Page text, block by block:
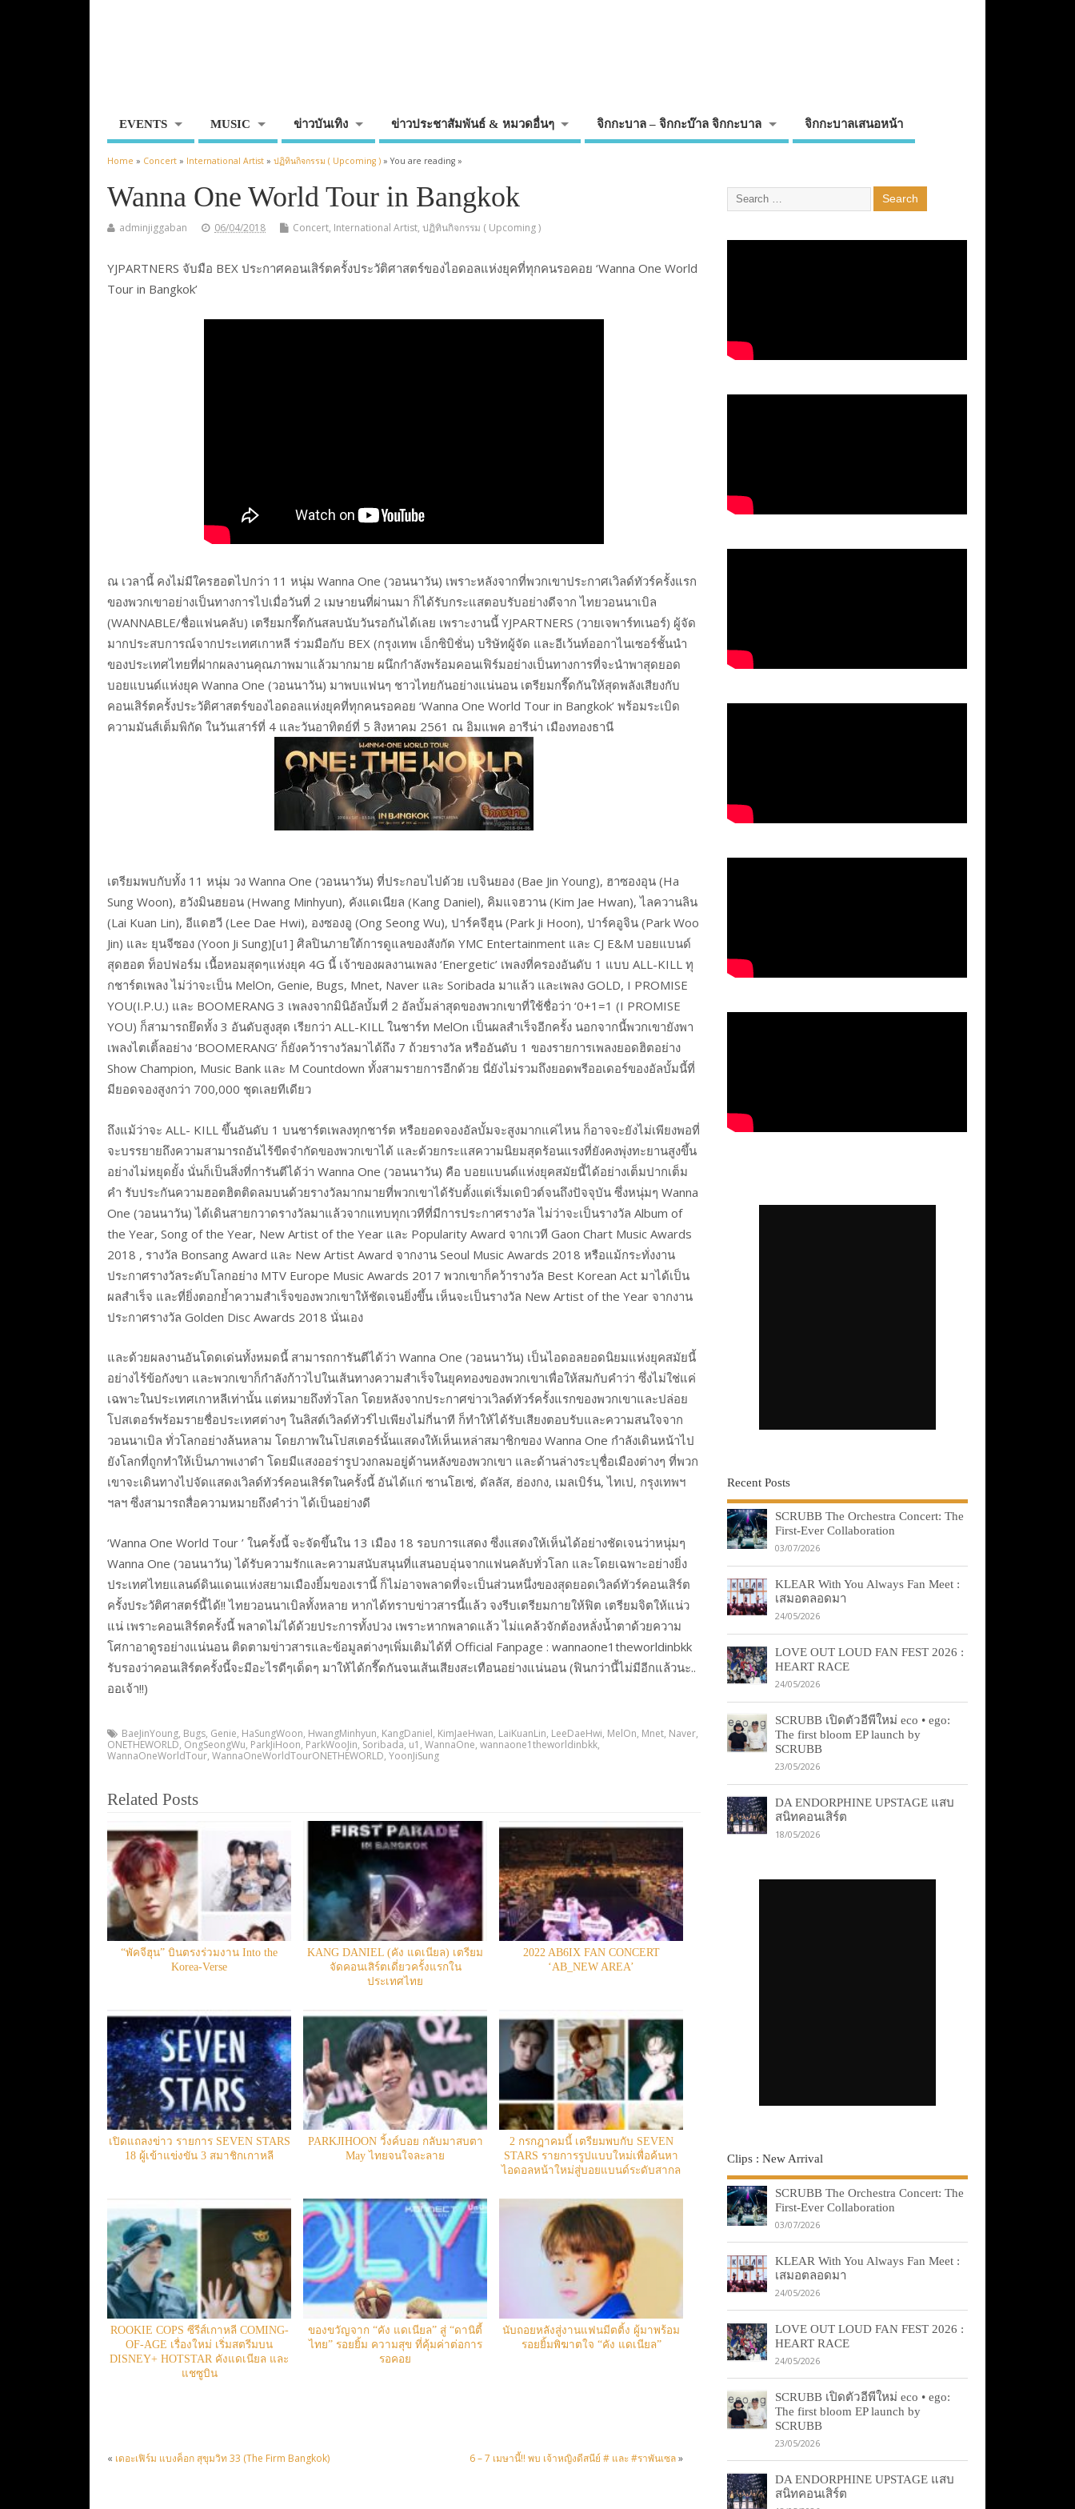
EVENTS MUSIC ข่าวบันเทิง ข่าวประชาสัมพันธ์ & หมวดอื่นๆ จิกกะบาล – จิกกะบ๊าล จิกกะบาล จิกกะบาลเสนอหน้า
Home » Concert » International Artist »ปฏิทินกิจกรรม ( Upcoming ) » You are reading »
Wanna One World Tour in Bangkok
adminjiggaban 06/04/2018 Concert, International Artist,ปฏิทินกิจกรรม ( Upcoming )
YJPARTNERS จับมือ BEX ประกาศคอนเสิร์ตครั้งประวัติศาสตร์ของไอดอลแห่งยุคที่ทุกคนรอคอย ‘Wanna One World
Tourin Bangkok’
ณ เวลานี้ คงไม่มีใครฮอตไปกว่า 11 หนุ่ม Wanna One (วอนนาวัน) เพราะหลังจากที่พวกเขาประกาศเวิลด์ทัวร์ครั้งแรก
ของพวกเขาอย่างเป็นทางการไปเมื่อวันที่ 2 เมษายนที่ผ่านมา ก็ได้รับกระแสตอบรับอย่างดีจาก ไทยวอนนาเบิล
(WANNABLE/ชื่อแฟนคลับ) เตรียมกรี๊ดกันสลบนับวันรอกันได้เลย เพราะงานนี้ YJPARTNERS (วายเจพาร์ทเนอร์) ผู้จัด
มากประสบการณ์จากประเทศเกาหลี ร่วมมือกับ BEX (กรุงเทพ เอ็กซิบิชั่น) บริษัทผู้จัด และอีเว้นท์ออกาไนเซอร์ชั้นนำ
ของประเทศไทยที่ฝากผลงานคุณภาพมาแล้วมากมาย ผนึกกำลังพร้อมคอนเฟิร์มอย่างเป็นทางการที่จะนำพาสุดยอด
บอยแบนด์แห่งยุค Wanna One (วอนนาวัน) มาพบแฟนๆ ชาวไทยกันอย่างแน่นอน เตรียมกรี๊ดกันให้สุดพลังเสียงกับ
คอนเสิร์ตครั้งประวัติศาสตร์ของไอดอลแห่งยุคที่ทุกคนรอคอย ‘Wanna One World Tourin Bangkok’ พร้อมระเบิด
ความมันส์เต็มพิกัด ในวันเสาร์ที่ 4 และวันอาทิตย์ที่ 5 สิงหาคม 2561 ณ อิมแพค อารีน่า เมืองทองธานี
เตรียมพบกับทั้ง 11 หนุ่ม วง Wanna One (วอนนาวัน) ที่ประกอบไปด้วย เบจินยอง (Bae Jin Young), ฮาซองอุน (Ha
Sung Woon), ฮวังมินฮยอน (Hwang Minhyun), คังแดเนียล (Kang Daniel), คิมแจฮวาน (Kim Jae Hwan), ไลควานลิน
(Lai Kuan Lin), อีแดฮวี (Lee Dae Hwi), องซองอู (Ong Seong Wu), ปาร์คจีฮุน (Park Ji Hoon), ปาร์คอูจิน (Park Woo
Jin) และ ยุนจีซอง (Yoon Ji Sung)[u1] ศิลปินภายใต้การดูแลของสังกัด YMC Entertainment และ CJ E&M บอยแบนด์
สุดฮอต ท็อปฟอร์ม เนื้อหอมสุดๆแห่งยุค 4G นี้ เจ้าของผลงานเพลง ‘Energetic’ เพลงที่ครองอันดับ 1 แบบ ALL-KILL ทุ
กชาร์ตเพลง ไม่ว่าจะเป็น MelOn, Genie, Bugs, Mnet, Naver และ Soribada มาแล้ว และเพลง GOLD, I PROMISE
YOU(I.P.U.) และ BOOMERANG 3 เพลงจากมินิอัลบั้มที่ 2 อัลบั้มล่าสุดของพวกเขาที่ใช้ชื่อว่า ‘0+1=1 (I PROMISE
YOU) ก็สามารถยึดทั้ง 3 อันดับสูงสุด เรียกว่า ALL-KILL ในชาร์ท MelOn เป็นผลสำเร็จอีกครั้ง นอกจากนี้พวกเขายังพา
เพลงไตเติ้ลอย่าง ‘BOOMERANG’ ก็ยังคว้ารางวัลมาได้ถึง 7 ถ้วยรางวัล หรืออันดับ 1 ของรายการเพลงยอดฮิตอย่าง
Show Champion, Music Bank และ M Countdown ทั้งสามรายการอีกด้วย นี่ยังไม่รวมถึงยอดพรีออเดอร์ของอัลบั้มนี้ที่
มียอดจองสูงกว่า 700,000 ชุดเลยทีเดียว
ถึงแม้ว่าจะ ALL- KILL ขึ้นอันดับ 1 บนชาร์ตเพลงทุกชาร์ต หรือยอดจองอัลบั้มจะสูงมากแค่ไหน ก็อาจจะยังไม่เพียงพอที่
จะบรรยายถึงความสามารถอันไร้ขีดจำกัดของพวกเขาได้ และด้วยกระแสความนิยมสุดร้อนแรงที่ยังคงพุ่งทะยานสูงขึ้น
อย่างไม่หยุดยั้ง นั่นก็เป็นสิ่งที่การันตีได้ว่า Wanna One (วอนนาวัน) คือ บอยแบนด์แห่งยุคสมัยนี้ได้อย่างเต็มปากเต็ม
คำ รับประกันความฮอตฮิตติดลมบนด้วยรางวัลมากมายที่พวกเขาได้รับตั้งแต่เริ่มเดบิวต์จนถึงปัจจุบัน ซึ่งหนุ่มๆ Wanna
One (วอนนาวัน) ได้เดินสายกวาดรางวัลมาแล้วจากแทบทุกเวทีที่มีการประกาศรางวัล ไม่ว่าจะเป็นรางวัล Album of
the Year, Song of the Year, New Artist of the Year และ Popularity Award จากเวที Gaon Chart Music Awards
2018 , รางวัล Bonsang Award และ New Artist Award จากงาน Seoul Music Awards 2018 หรือแม้กระทั่งงาน
ประกาศรางวัลระดับโลกอย่าง MTV Europe Music Awards 2017 พวกเขาก็คว้ารางวัล Best Korean Act มาได้เป็น
ผลสำเร็จ และที่ยิ่งตอกย้ำความสำเร็จของพวกเขาให้ชัดเจนยิ่งขึ้น เห็นจะเป็นรางวัล New Artist of the Year จากงาน
ประกาศรางวัล Golden Disc Awards 2018 นั่นเอง
และด้วยผลงานอันโดดเด่นทั้งหมดนี้ สามารถการันตีได้ว่า Wanna One (วอนนาวัน) เป็นไอดอลยอดนิยมแห่งยุคสมัยนี้
อย่างไร้ข้อกังขา และพวกเขาก็กำลังก้าวไปในเส้นทางความสำเร็จในยุคทองของพวกเขาเพื่อให้สมกับคำว่าซึ่งไม่ใช่แค่
เฉพาะในประเทศเกาหลีเท่านั้น แต่หมายถึงทั่วโลก โดยหลังจากประกาศข่าวเวิลด์ทัวร์ครั้งแรกของพวกเขาและปล่อย
โปสเตอร์พร้อมรายชื่อประเทศต่างๆ ในลิสต์เวิลด์ทัวร์ไปเพียงไม่กี่นาที ก็ทำให้ได้รับเสียงตอบรับและความสนใจจาก
วอนนาเบิล ทั่วโลกอย่างล้นหลาม โดยภาพในโปสเตอร์นั้นแสดงให้เห็นเหล่าสมาชิกของ Wanna One กำลังเดินหน้าไป
ยังโลกที่ถูกทำให้เป็นภาพเงาดำ โดยมีแสงออร่ารูปวงกลมอยู่ด้านหลังของพวกเขา และด้านล่างระบุชื่อเมืองต่างๆ ที่พวก
เขาจะเดินทางไปจัดแสดงเวิลด์ทัวร์คอนเสิร์ตในครั้งนี้ อันได้แก่ ซานโฮเซ่, ดัลลัส, ฮ่องกง, เมลเบิร์น, ไทเป, กรุงเทพฯ
ฯลฯ ซึ่งสามารถสื่อความหมายถึงคำว่าได้เป็นอย่างดี
‘Wanna One World Tour’ ในครั้งนี้ จะจัดขึ้นใน 13 เมือง 18 รอบการแสดง ซึ่งแสดงให้เห็นได้อย่างชัดเจนว่าหนุ่มๆ
Wanna One (วอนนาวัน) ได้รับความรักและความสนับสนุนที่แสนอบอุ่นจากแฟนคลับทั่วโลก และโดยเฉพาะอย่างยิ่ง
ประเทศไทยแลนด์ดินแดนแห่งสยามเมืองยิ้มของเรานี้ ก็ไม่อาจพลาดที่จะเป็นส่วนหนึ่งของสุดยอดเวิลด์ทัวร์คอนเสิร์ต
ครั้งประวัติศาสตร์นี้ได้!! ไทยวอนนาเบิลทั้งหลาย หากได้ทราบข่าวสารนี้แล้ว จงรีบเตรียมกายให้ฟิต เตรียมจิตให้แน่ว
แน่ เพราะคอนเสิร์ตครั้งนี้ พลาดไม่ได้ด้วยประการทั้งปวง เพราะหากพลาดแล้ว ไม่แคล้วจักต้องหลั่งน้ำตาด้วยความ
โศกาอาดูรอย่างแน่นอน ติดตามข่าวสารและข้อมูลต่างๆเพิ่มเติมได้ที่ Official Fanpage : wannaone1theworldinbkk
รับรองว่าคอนเสิร์ตครั้งนี้จะมีอะไรดีๆเด็ดๆ มาให้ได้กรี๊ดกันจนเส้นเสียงสะเทือนอย่างแน่นอน (ฟินกว่านี้ไม่มีอีกแล้วนะ..
ออเจ้า!!)
BaeJinYoung, Bugs, Genie, HaSungWoon, HwangMinhyun, KangDaniel, KimJaeHwan, LaiKuanLin, LeeDaeHwi, MelOn, Mnet, Naver,
ONETHEWORLD, OngSeongWu, ParkJiHoon, ParkWooJin, Soribada, u1 ,WannaOne,wannaone1theworldinbkk,
WannaOneWorldTour,WannaOneWorldTourONETHEWORLD,YoonJiSung
Related Posts
“พัคจีฮุน” บินตรงร่วมงาน Into the
Korea-Verse
KANG DANIEL (คัง แดเนียล) เตรียม
จัดคอนเสิร์ตเดี่ยวครั้งแรกใน
ประเทศไทย
2022 AB6IX FAN CONCERT
‘AB_NEW AREA’
เปิดแถลงข่าว รายการ SEVEN STARS
18 ผู้เข้าแข่งขัน 3 สมาชิกเกาหลี
PARKJIHOON วิ้งค์บอย กลับมาสบตา
May ไทยจนใจละลาย
2 กรกฎาคมนี้ เตรียมพบกับ SEVEN
STARS รายการรูปแบบใหม่เพื่อค้นหา
ไอดอลหน้าใหม่สู่บอยแบนด์ระดับสากล
ROOKIE COPS ซีรีส์เกาหลี COMING-
OF-AGE เรื่องใหม่ เริ่มสตรีมบน
DISNEY+ HOTSTAR คังแดเนียล และ
แชซูบิน
ของขวัญจาก “คัง แดเนียล” สู่ “ดานิตี้
ไทย” รอยยิ้ม ความสุข ที่คุ้มค่าต่อการ
รอคอย
นับถอยหลังสู่งานแฟนมีตติ้ง ผู้มาพร้อม
รอยยิ้มพิฆาตใจ “คัง แดเนียล”
« เดอะเฟิร์ม แบงค็อก สุขุมวิท 33 (The Firm Bangkok) 6 – 7 เมษานี้!! พบ เจ้าหญิงดีสนีย์ # และ #ราพันเซล»
Recent Posts
SCRUBB The Orchestra Concert: The
First-Ever Collaboration
03/07/2026
KLEAR With You Always Fan Meet :
เสมอตลอดมา
24/05/2026
LOVE OUT LOUD FAN FEST 2026 :
HEART RACE
24/05/2026
SCRUBB เปิดตัวอีพีใหม่ eco • ego:
The first bloom EP launch by
SCRUBB
23/05/2026
DA ENDORPHINE UPSTAGE แสบ
สนิทคอนเสิร์ต
18/05/2026
Clips : New Arrival
SCRUBB The Orchestra Concert: The
First-Ever Collaboration
03/07/2026
KLEAR With You Always Fan Meet :
เสมอตลอดมา
24/05/2026
LOVE OUT LOUD FAN FEST 2026 :
HEART RACE
24/05/2026
SCRUBB เปิดตัวอีพีใหม่ eco • ego:
The first bloom EP launch by
SCRUBB
23/05/2026
DA ENDORPHINE UPSTAGE แสบ
สนิทคอนเสิร์ต